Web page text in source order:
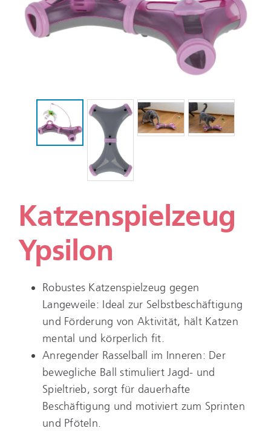
Katzenspielzeug
Ypsilon
Robustes Katzenspielzeug gegen
Langeweile: Ideal zur Selbstbeschäftigung
und Förderung von Aktivität, hält Katzen
mental und körperlich fit.
Anregender Rasselball im Inneren: Der
bewegliche Ball stimuliert Jagd- und
Spieltrieb, sorgt für dauerhafte
Beschäftigung und motiviert zum Sprinten
und Pföteln.